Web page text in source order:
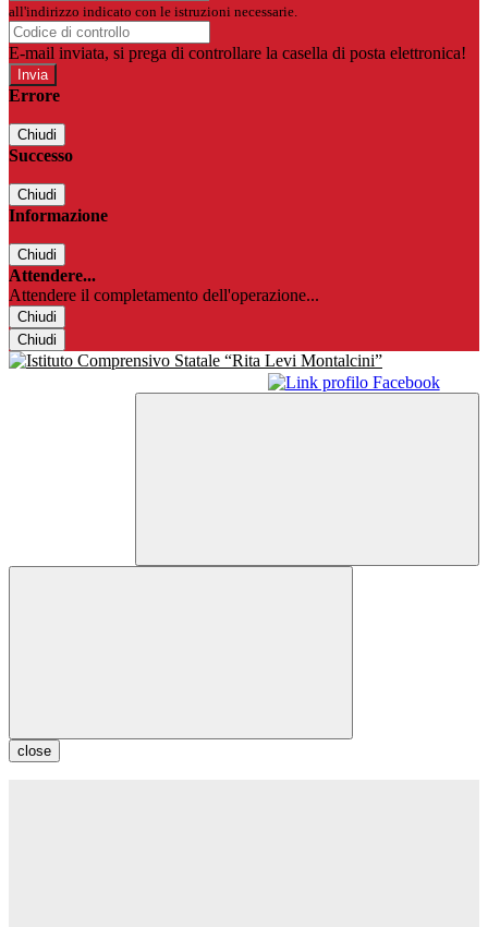
all'indirizzo indicato con le istruzioni necessarie.
E-mail inviata, si prega di controllare la casella di posta elettronica!
Errore
Chiudi
Successo
Chiudi
Informazione
Chiudi
Attendere...
Attendere il completamento dell'operazione...
Chiudi
Chiudi
close